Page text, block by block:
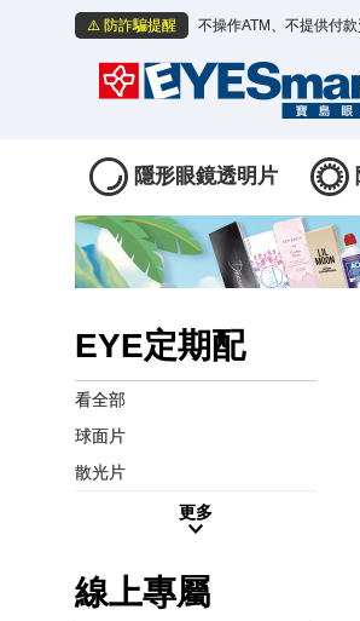
⚠️ 防詐騙提醒 不操作ATM、不提供付
隱形眼鏡透明片
EYE定期配
看全部
球面片
散光片
更多
線上專屬